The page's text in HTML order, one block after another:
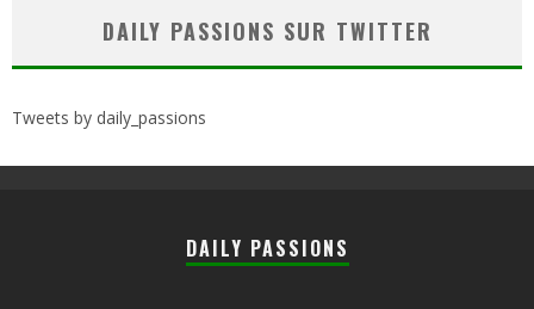
DAILY PASSIONS SUR TWITTER
Tweets by daily_passions
DAILY PASSIONS